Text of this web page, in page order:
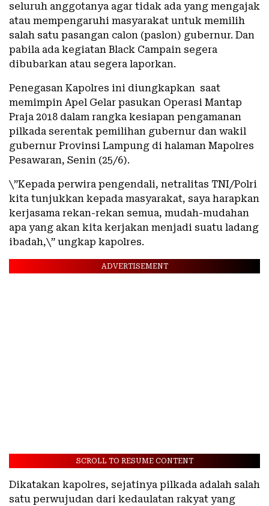
seluruh anggotanya agar tidak ada yang mengajak
atau mempengaruhi masyarakat untuk memilih
salah satu pasangan calon (paslon) gubernur. Dan
pabila ada kegiatan Black Campain segera
dibubarkan atau segera laporkan.
Penegasan Kapolres ini diungkapkan saat
memimpin Apel Gelar pasukan Operasi Mantap
Praja 2018 dalam rangka kesiapan pengamanan
pilkada serentak pemilihan gubernur dan wakil
gubernur Provinsi Lampung di halaman Mapolres
Pesawaran, Senin (25/6).
\”Kepada perwira pengendali, netralitas TNI/Polri
kita tunjukkan kepada masyarakat, saya harapkan
kerjasama rekan-rekan semua, mudah-mudahan
apa yang akan kita kerjakan menjadi suatu ladang
ibadah,\” ungkap kapolres.
ADVERTISEMENT
SCROLL TO RESUME CONTENT
Dikatakan kapolres, sejatinya pilkada adalah salah
satu perwujudan dari kedaulatan rakyat yang